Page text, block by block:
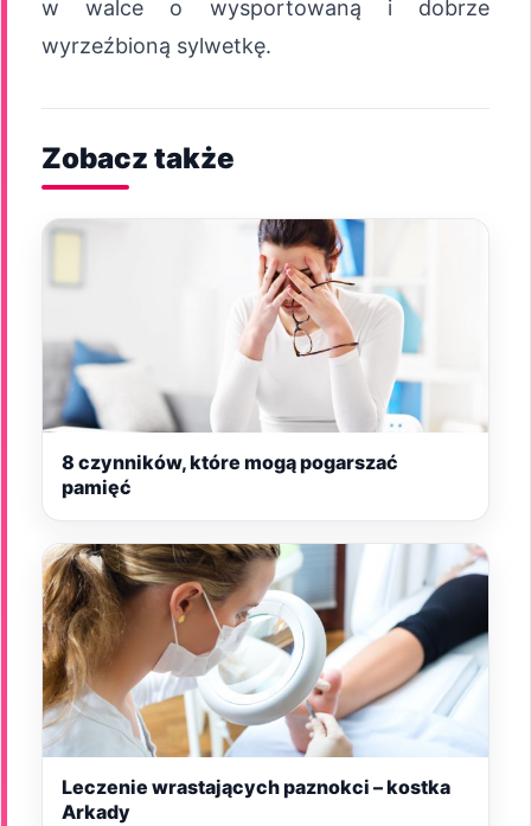
w walce o wysportowaną i dobrze
wyrzeźbioną sylwetkę.
Zobacz także
8 czynników, które mogą pogarszać
pamięć
Leczenie wrastających paznokci – kostka
Arkady